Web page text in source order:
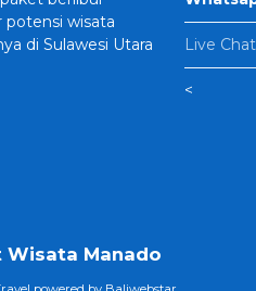
potensi wisata
di Sulawesi Utara
Live Chat
<
Wisata Manado